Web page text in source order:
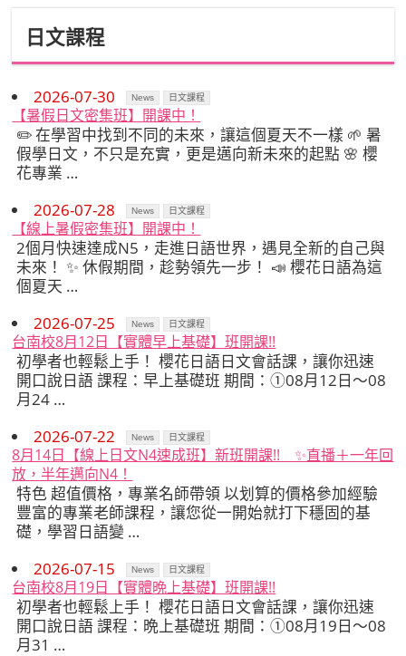
日文課程
2026-07-30 News 日文課程
【暑假日文密集班】開課中！
✏️ 在學習中找到不同的未來，讓這個夏天不一樣 🌱 暑
假學日文，不只是充實，更是邁向新未來的起點 🌸 櫻
花專業 …
2026-07-28
News 日文課程
【線上暑假密集班】開課中！
2個月快速達成N5，走進日語世界，遇見全新的自己與
未來！ ✨ 休假期間，趁勢領先一步！ 📣 櫻花日語為這
個夏天 …
2026-07-25
News 日文課程
台南校8月12日【實體早上基礎】班開課!!
初學者也輕鬆上手！ 櫻花日語日文會話課，讓你迅速
開口說日語 課程：早上基礎班 期間：①08月12日～08
月24 …
2026-07-22
News 日文課程
8月14日【線上日文N4速成班】新班開課!! ✨️直播＋一年回
放，半年邁向N4！
特色 超值價格，專業名師帶領 以划算的價格參加經驗
豐富的專業老師課程，讓您從一開始就打下穩固的基
礎，學習日語變 …
2026-07-15
News 日文課程
台南校8月19日【實體晩上基礎】班開課!!
初學者也輕鬆上手！ 櫻花日語日文會話課，讓你迅速
開口說日語 課程：晩上基礎班 期間：①08月19日～08
月31 …